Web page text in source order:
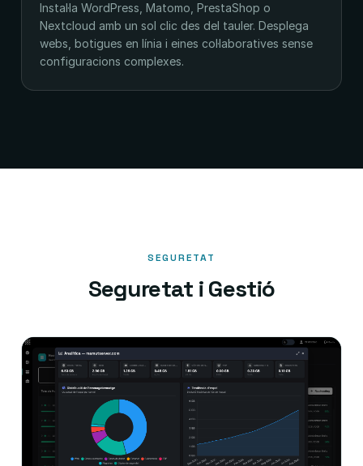
Instal·la WordPress, Matomo, PrestaShop o
Nextcloud amb un sol clic des del tauler. Desplega
webs, botigues en línia i eines col·laboratives sense
configuracions complexes.
SEGURETAT
Seguretat i Gestió